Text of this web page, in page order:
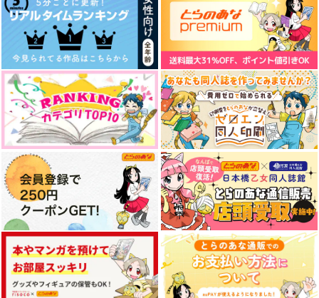
22さいと4さい2
Noir
865円（税込）
太宰治×中原中也
サンプル
作品詳細
bouquet
Magnolial
1,287円 （税込）
太宰治×中原中也
サンプル
作品詳細
きみが明日を連れてく
る
ricotta
975円（税込）
太宰治×中原中也
サンプル
作品詳細
正しい犬の飼い方
神楽工房
専売 550円（税込）
文豪ストレイドッグス
太宰治×中原中也
サンプル
カート
零の波紋
十音計画
専売 1,100 円（税込）
文豪ストレイドッグス
太宰治×中原中也
サンプル
カート
シエル・エトワールの
丘にて
あんぱん舎
専売 2,829円（税込）
文豪ストレイドッグス
太宰治×中原中也
サンプル
カート